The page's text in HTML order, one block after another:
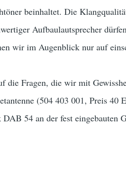
beinhaltet. Die
Aufbaulautsprecher
wir im Augenblick nur auf
die Fragen, die wir mit
(504 403 001, Preis 40
54 an der fest eingebauten